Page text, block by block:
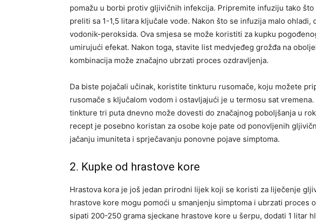
pomažu u borbi protiv gljivičnih infekcija. Pripremite infuziju tako
preliti sa 1-1,5 litara ključale vode. Nakon što se infuzija malo ohladi,
vodonik-peroksida. Ova smjesa se može koristiti za kupku
umirujući efekat. Nakon toga, stavite list medvjeđeg grožđa na
kombinacija može značajno ubrzati proces ozdravljenja.
Da biste pojačali učinak, koristite tinkturu rusomače, koju možete
rusomače s ključalom vodom i ostavljajući je u termosu sat
tinkture tri puta dnevno može dovesti do značajnog poboljšanja u
recept je posebno koristan za osobe koje pate od ponovljenih
jačanju imuniteta i sprječavanju ponovne pojave simptoma.
2. Kupke od hrastove kore
Hrastova kora je još jedan prirodni lijek koji se koristi za liječenje
hrastove kore mogu pomoći u smanjenju simptoma i ubrzati proces
sipati 200-250 grama sjeckane hrastove kore u šerpu, dodati 1 litar